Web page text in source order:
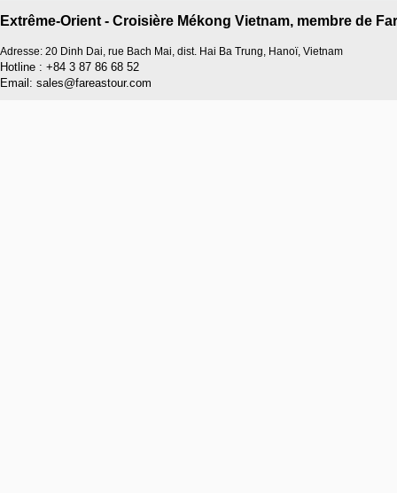
Extrême-Orient - Croisière Mékong Vietnam, membre de
Adresse: 20 Dinh Dai, rue Bach Mai, dist. Hai Ba Trung, Hanoï, Vietnam
Hotline : +84 3 87 86 68 52
Email: sales@fareastour.com